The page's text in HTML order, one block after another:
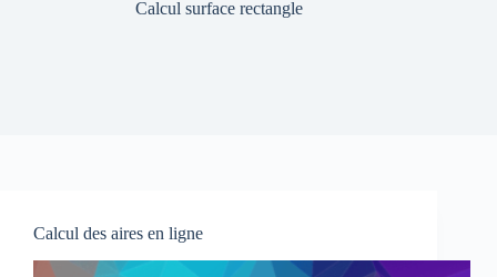
Calcul surface rectangle
Calcul des aires en ligne